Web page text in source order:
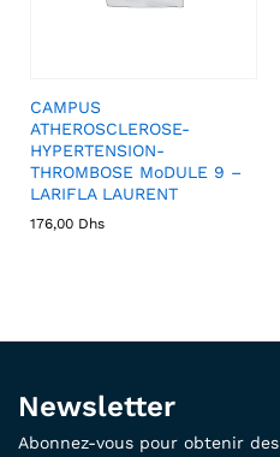
CAMPUS
ATHEROSCLEROSE-
HYPERTENSION-
THROMBOSE MoDULE 9 –
LARIFLA LAURENT
176,00 Dhs
Newsletter
Abonnez-vous pour obtenir